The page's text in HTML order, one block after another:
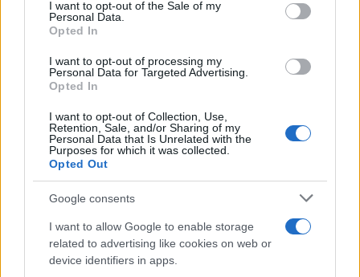
I want to opt-out of the Sale of my
Personal Data.
Opted In
I want to opt-out of processing my
Personal Data for Targeted Advertising.
Opted In
I want to opt-out of Collection, Use,
Retention, Sale, and/or Sharing of my
Personal Data that Is Unrelated with the
Purposes for which it was collected.
Opted Out
Google consents
I want to allow Google to enable storage
related to advertising like cookies on web or
device identifiers in apps.
I nostri cari
I nostri cari
I nostri cari
Giovannimaria Cabras